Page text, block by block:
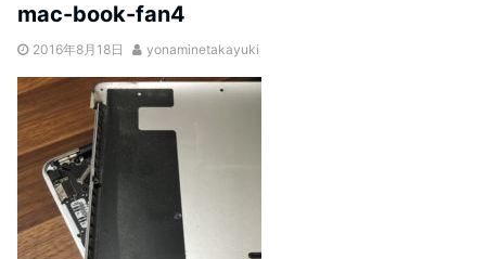
mac-book-fan4
2016年8月18日 yonaminetakayuki